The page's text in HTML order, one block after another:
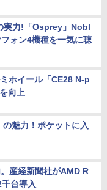
実力!「Osprey」Nobl
ォン4機種を一気に聴
ホイール「CE28 N-p
向上
魅力！ポケットに入
産経新聞社がAMD R
台導入